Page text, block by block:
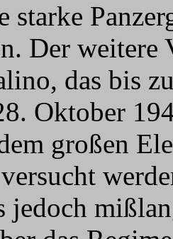
starke
Der weitere
das bis
Oktober
großen
jedoch